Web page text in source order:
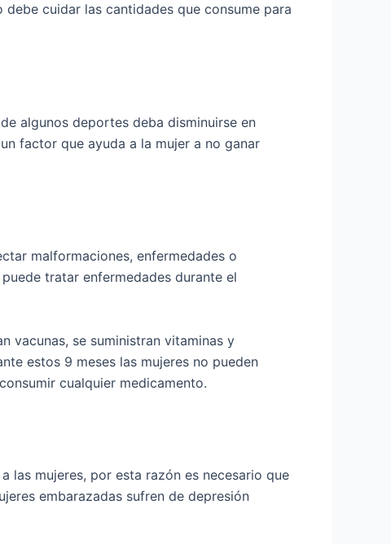
cuidar las cantidades que consume para
algunos deportes deba disminuirse en
factor que ayuda a la mujer a no ganar
malformaciones, enfermedades o
tratar enfermedades durante el
vacunas, se suministran vitaminas y
estos 9 meses las mujeres no pueden
cualquier medicamento.
las mujeres, por esta razón es necesario que
embarazadas sufren de depresión